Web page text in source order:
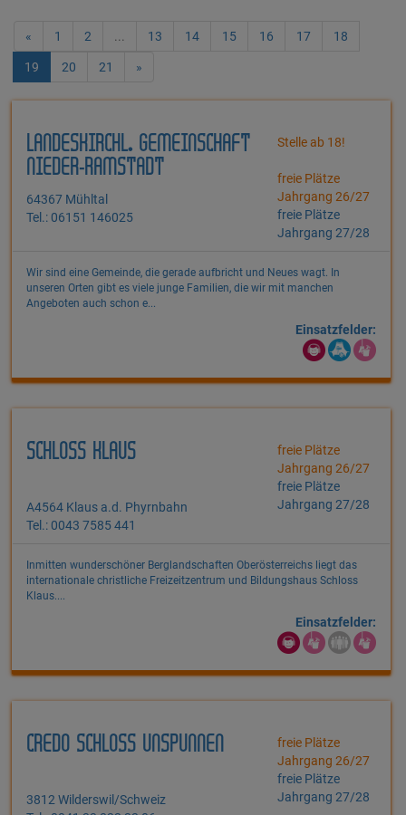
« 1 2 ... 13 14 15 16 17 18
19 20 21 »
LANDESKIRCHL. GEMEINSCHAFT
NIEDER-RAMSTADT
64367 Mühltal
Tel.: 06151 146025
Stelle ab 18!
freie Plätze
Jahrgang 26/27
freie Plätze
Jahrgang 27/28
Wir sind eine Gemeinde, die gerade aufbricht und Neues wagt. In
unseren Orten gibt es viele junge Familien, die wir mit manchen
Angeboten auch schon e...
Einsatzfelder:
SCHLOSS KLAUS
A4564 Klaus a.d. Phyrnbahn
Tel.: 0043 7585 441
freie Plätze
Jahrgang 26/27
freie Plätze
Jahrgang 27/28
Inmitten wunderschöner Berglandschaften Oberösterreichs liegt das
internationale christliche Freizeitzentrum und Bildungshaus Schloss
Klaus....
Einsatzfelder:
CREDO SCHLOSS UNSPUNNEN
3812 Wilderswil/Schweiz
freie Plätze
Jahrgang 26/27
freie Plätze
Jahrgang 27/28